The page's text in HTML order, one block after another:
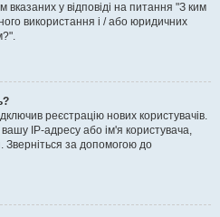
вказаних у відповіді на питання "З ким
використання і / або юридичних
реєстрацію нових користувачів.
IP-адресу або ім'я користувача,
Зверніться за допомогою до